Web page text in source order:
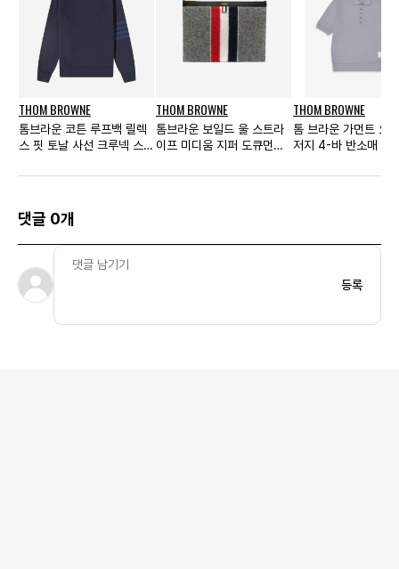
THOM BROWNE
톰브라운 코튼 루프백 릴렉
스 핏 토날 사선 크루넥 스웨
THOM BROWNE
톰브라운 보일드 울 스트라
이프 미디움 지퍼 도큐먼트
THOM BROWNE
톰 브라운 가먼트 오
저지 4-바 반소매 폴
댓글 0개
등록